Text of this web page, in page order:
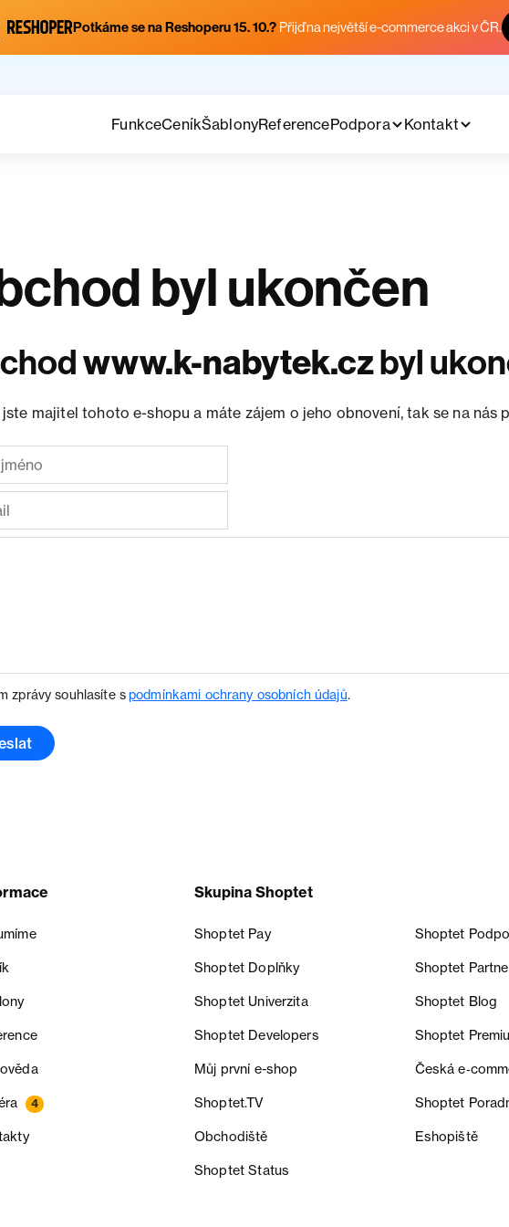
Potkáme se na Reshoperu 15. 10.? Přijď na největší e-commerce akci v ČR.
FunkceCeníkŠablonyReferencePodpora Kontakt
byl ukončen
www.k-nabytek.czbyl
majitel tohoto e-shopu a máte zájem o jeho obnovení, tak se na nás
zprávy souhlasíte spodmínkami ochrany osobních údajů.
4
Skupina Shoptet
Shoptet Pay Shoptet
Shoptet Doplňky Shoptet
Shoptet Univerzita Shoptet Blog
Shoptet Developers Shoptet
Můj první e-shop Česká
Shoptet.TV Shoptet
Obchodiště Eshopiště
Shoptet Status